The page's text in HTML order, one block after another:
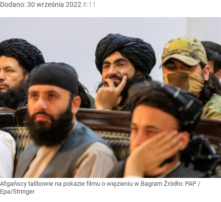
Dodano:30 września 2022 8:11
Afgańscy talibowie na pokazie filmu o więzieniu w Bagram Źródło: PAP /
Epa/Stringer